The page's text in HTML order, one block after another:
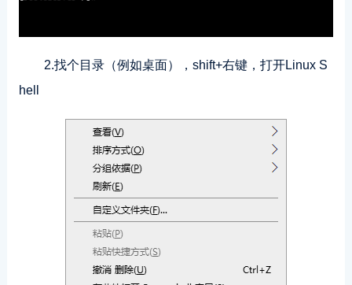
2.找个目录（例如桌面），shift+右键，打开Linux S
hell